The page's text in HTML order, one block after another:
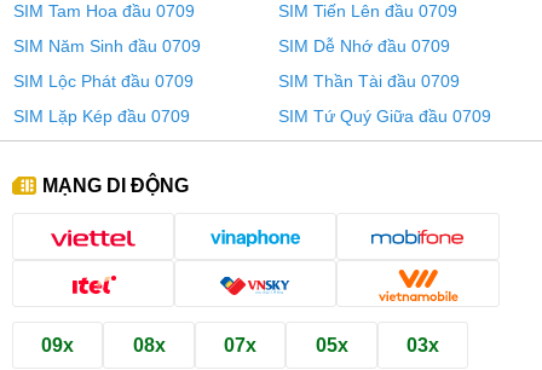
SIM Tam Hoa đầu 0709
SIM Tiến Lên đầu 0709
SIM Năm Sinh đầu 0709
SIM Dễ Nhớ đầu 0709
SIM Lộc Phát đầu 0709
SIM Thần Tài đầu 0709
SIM Lặp Kép đầu 0709
SIM Tứ Quý Giữa đầu 0709
MẠNG DI ĐỘNG
09x 08x 07x 05x 03x